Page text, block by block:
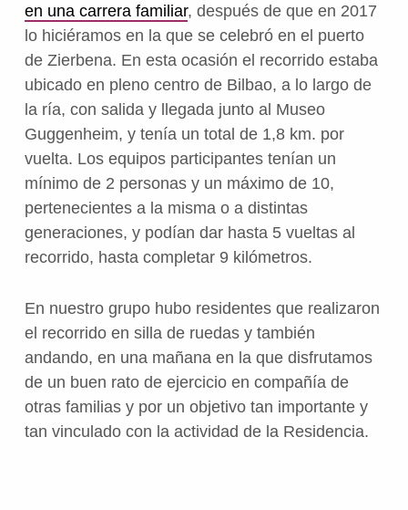
en una carrera familiar, después de que en 2017
lo hiciéramos en la que se celebró en el puerto
de Zierbena. En esta ocasión el recorrido estaba
ubicado en pleno centro de Bilbao, a lo largo de
la ría, con salida y llegada junto al Museo
Guggenheim, y tenía un total de 1,8 km. por
vuelta. Los equipos participantes tenían un
mínimo de 2 personas y un máximo de 10,
pertenecientes a la misma o a distintas
generaciones, y podían dar hasta 5 vueltas al
recorrido, hasta completar 9 kilómetros.
En nuestro grupo hubo residentes que realizaron
el recorrido en silla de ruedas y también
andando, en una mañana en la que disfrutamos
de un buen rato de ejercicio en compañía de
otras familias y por un objetivo tan importante y
tan vinculado con la actividad de la Residencia.